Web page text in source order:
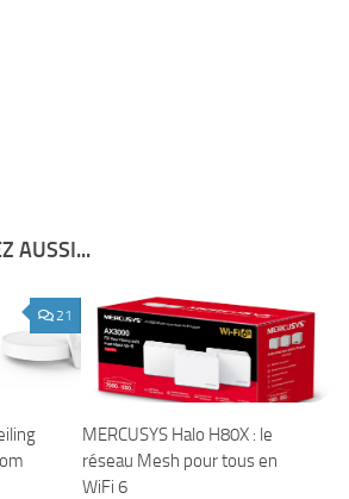
AUSSI...
21
MERCUSYS Halo H80X : le
réseau Mesh pour tous en
WiFi 6